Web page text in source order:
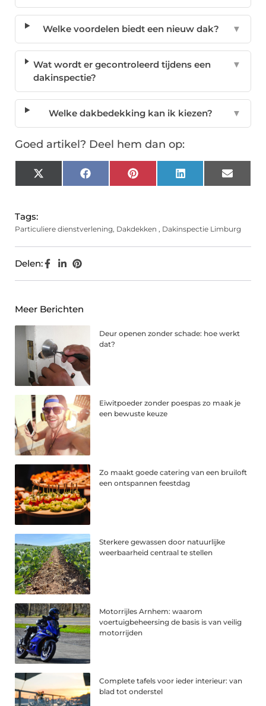
Welke voordelen biedt een nieuw dak? ▼
Wat wordt er gecontroleerd tijdens een
dakinspectie?
▼
Welke dakbedekking kan ik kiezen? ▼
Goed artikel? Deel hem dan op:
X
(Twitter)
FacebookPinterest LinkedIn Email
Tags:
Particuliere dienstverlening, Dakdekken , Dakinspectie Limburg
Delen:
Meer Berichten
Deur openen zonder schade: hoe werkt
dat?
Eiwitpoeder zonder poespas zo maak je
een bewuste keuze
Zo maakt goede catering van een bruiloft
een ontspannen feestdag
Sterkere gewassen door natuurlijke
weerbaarheid centraal te stellen
Motorrijles Arnhem: waarom
voertuigbeheersing de basis is van veilig
motorrijden
Complete tafels voor ieder interieur: van
blad tot onderstel